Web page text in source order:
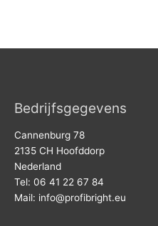
Bedrijfsgegevens
Cannenburg 78
2135 CH Hoofddorp
Nederland
Tel: 06 41 22 67 84
Mail: info@profibright.eu